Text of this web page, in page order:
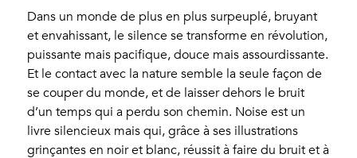
Dans un monde de plus en plus surpeuplé, bruyant
et envahissant, le silence se transforme en révolution,
puissante mais pacifique, douce mais assourdissante.
Et le contact avec la nature semble la seule façon de
se couper du monde, et de laisser dehors le bruit
d’un temps qui a perdu son chemin. Noise est un
livre silencieux mais qui, grâce à ses illustrations
grinçantes en noir et blanc, réussit à faire du bruit et à